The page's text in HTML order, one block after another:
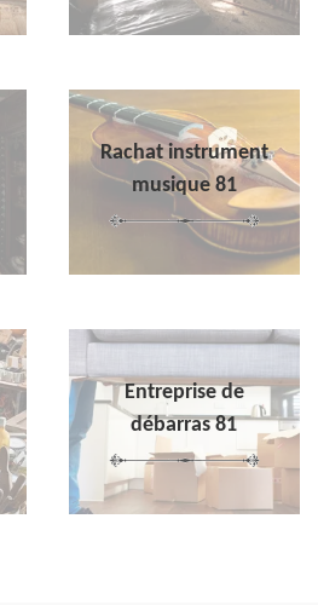
Rachat instrument
musique 81
Entreprise de
débarras 81